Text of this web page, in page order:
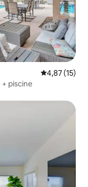
Évaluation
4,87 (15)
+ piscine